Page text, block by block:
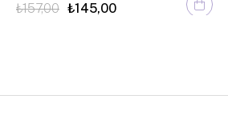
₺145,00
₺157,00